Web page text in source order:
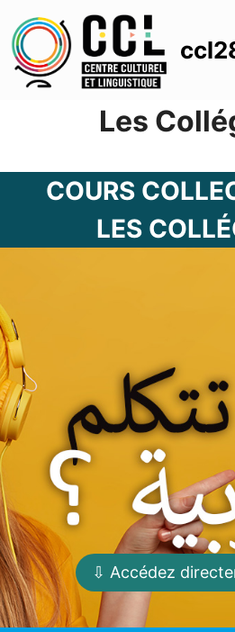
au
contenu
Les
COURS
LES
⇩ Accédez